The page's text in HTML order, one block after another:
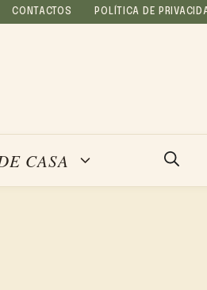
CONTACTOS POLÍTICA DE
CASA